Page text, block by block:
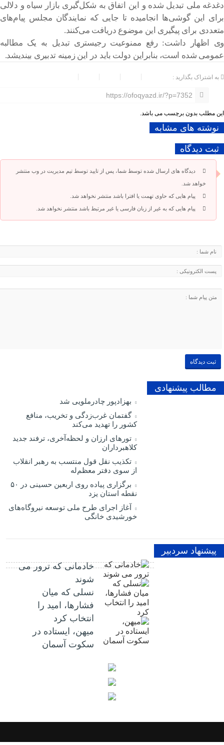
دغدغه ملی تبدیل شده و این اتفاق به شکل‌گیری بازار سیاه و دلالی
برای این گوشی‌ها انجامیده تا جایی که نمایندگان مجلس پیام‌های
متعددی برای پیگیری این موضوع دریافت می‌کنند.
وی اظهار داشت: رفع ممنوعیت رجیستری تبدیل به یک مطالبه
عمومی شده است، بنابراین دولت باید در این زمینه تدبیری بیندیشد.
به اشتراک بگذارید :
https://ofoqyazd.ir/?p=7352
این مطلب بدون برچسب می باشد.
نوشته های مشابه
ثبت دیدگاه
دیدگاه های ارسال شده توسط شما، پس از تایید توسط تیم مدیریت در وب منتشر
خواهد شد.
پیام هایی که حاوی تهمت یا افترا باشد منتشر نخواهد شد.
پیام هایی که به غیر از زبان فارسی یا غیر مرتبط باشد منتشر نخواهد شد.
مطالب پیشنهادی
بهزادپور چادرملویی شد
گفتمان غرب‌زدگی و تخریب، منافع
کشور را تهدید می‌کند
تورهای ارزان و لحظه‌آخری، ترفند جدید
کلاهبرداران
تکذیب نقل قول منتسب به رهبر انقلاب
از سوی دفتر معظم‌له
برگزاری پیاده روی اربعین حسینی در ۵۰
نقطه استان یزد
آغاز اجرای طرح ملی توسعه نیروگاه‌های
خورشیدی خانگی
پیشنهاد سردبیر
خادمانی که ترور می
شوند
نسلی که میان
فشارها، امید را
انتخاب کرد
میهن، ایستاده در
سکوت آسمان